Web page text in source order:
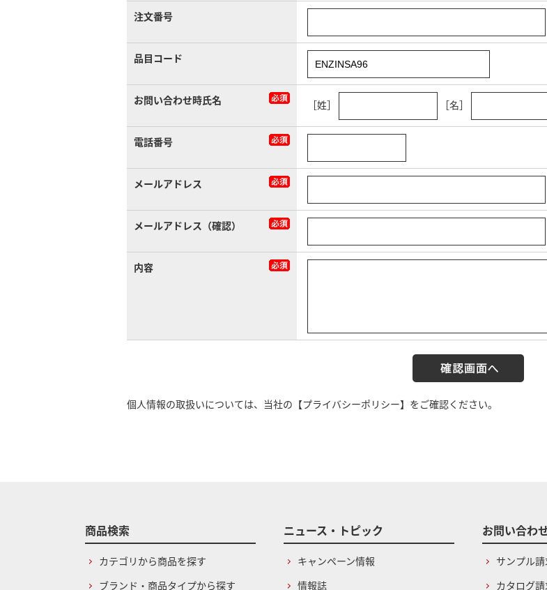
注文番号
品目コード
お問い合わせ時氏名 ［姓］ ［名］
電話番号
メールアドレス
メールアドレス（確認）
内容
個人情報の取扱いについては、当社の 【プライバシーポリシー】 をご確認ください。
商品検索
カテゴリから商品を探す
ブランド・商品タイプから探す
ニュース・トピック
キャンペーン情報
情報誌
お問い合わ
サンプル請
カタログ請